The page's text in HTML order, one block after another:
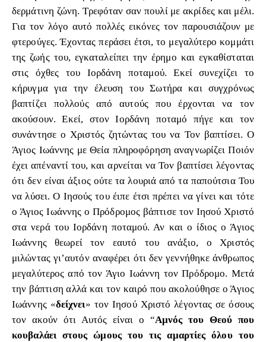
δερμάτινη ζώνη. Τρεφόταν σαν πουλί με ακρίδες και μέλι.
Για τον λόγο αυτό πολλές εικόνες τον παρουσιάζουν με
φτερούγες. Έχοντας περάσει έτσι, το μεγαλύτερο κομμάτι
της ζωής του, εγκαταλείπει την έρημο και εγκαθίσταται
στις όχθες του Ιορδάνη ποταμού. Εκεί συνεχίζει το
κήρυγμα για την έλευση του Σωτήρα και συγχρόνως
βαπτίζει πολλούς από αυτούς που έρχονται να τον
ακούσουν. Εκεί, στον Ιορδάνη ποταμό πήγε και τον
συνάντησε ο Χριστός ζητώντας του να Τον βαπτίσει. Ο
Άγιος Ιωάννης με Θεία πληροφόρηση αναγνωρίζει Ποιόν
έχει απέναντί του, και αρνείται να Τον βαπτίσει λέγοντας
ότι δεν είναι άξιος ούτε τα λουριά από τα παπούτσια Του
να λύσει. Ο Ιησούς του έιπε έτσι πρέπει να γίνει και τότε
ο Άγιος Ιωάννης ο Πρόδρομος βάπτισε τον Ιησού Χριστό
στα νερά του Ιορδάνη ποταμού. Αν και ο ίδιος ο Άγιος
Ιωάννης θεωρεί τον εαυτό του ανάξιο, ο Χριστός
μιλώντας γι’αυτόν αναφέρει ότι δεν γεννήθηκε άνθρωπος
μεγαλύτερος από τον Άγιο Ιωάννη τον Πρόδρομο. Μετά
την βάπτιση αλλά και τον καιρό που ακολούθησε ο Άγιος
Ιωάννης «δείχνει» τον Ιησού Χριστό λέγοντας σε όσους
τον ακούν ότι Αυτός είναι ο “Αμνός του Θεού που
κουβαλάει στους ώμους του τις αμαρτίες όλου του